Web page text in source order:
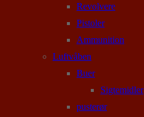
Revolvere
Pistoler
Ammunition
Luftvåben
Buer
Sigtemidler
pusterør